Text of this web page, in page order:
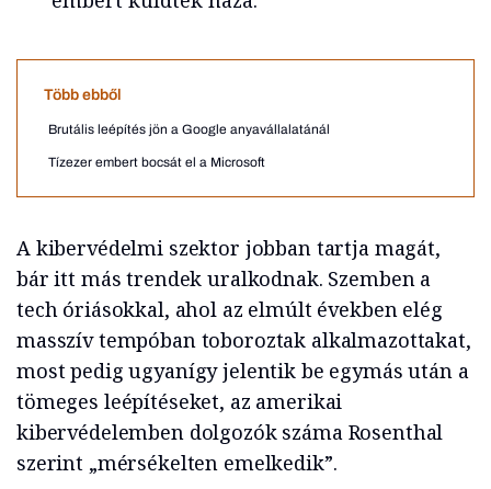
Több ebből
Brutális leépítés jön a Google anyavállalatánál
Tízezer embert bocsát el a Microsoft
A kibervédelmi szektor jobban tartja magát,
bár itt más trendek uralkodnak. Szemben a
tech óriásokkal, ahol az elmúlt években elég
masszív tempóban toboroztak alkalmazottakat,
most pedig ugyanígy jelentik be egymás után a
tömeges leépítéseket, az amerikai
kibervédelemben dolgozók száma Rosenthal
szerint „mérsékelten emelkedik”.